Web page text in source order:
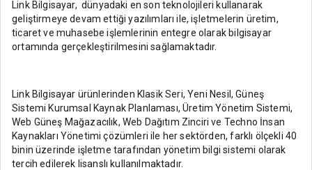
Link Bilgisayar, dünyadaki en son teknolojileri kullanarak
geliştirmeye devam ettiği yazılımları ile, işletmelerin üretim,
ticaret ve muhasebe işlemlerinin entegre olarak bilgisayar
ortamında gerçekleştirilmesini sağlamaktadır.
Link Bilgisayar ürünlerinden Klasik Seri, Yeni Nesil, Güneş
Sistemi Kurumsal Kaynak Planlaması, Üretim Yönetim Sistemi,
Web Güneş Mağazacılık, Web Dağıtım Zinciri ve Techno İnsan
Kaynakları Yönetimi çözümleri ile her sektörden, farklı ölçekli 40
binin üzerinde işletme tarafından yönetim bilgi sistemi olarak
tercih edilerek lisanslı kullanılmaktadır.